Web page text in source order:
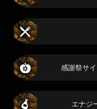
感謝祭サ
エナジ